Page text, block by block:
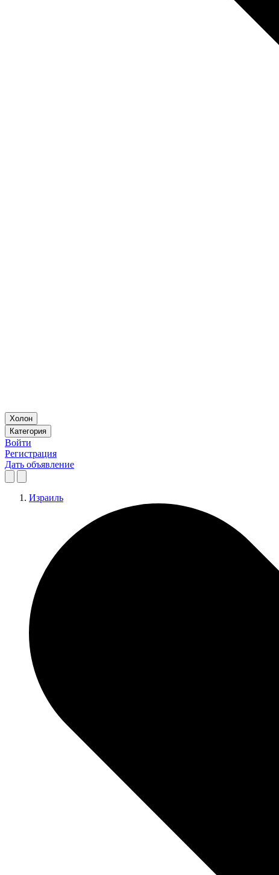
Холон
Категория
Войти
Регистрация
Дать объявление
Израиль